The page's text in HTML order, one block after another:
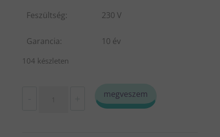
Feszültség: 230 V
Garancia: 10 év
104 készleten
megveszem